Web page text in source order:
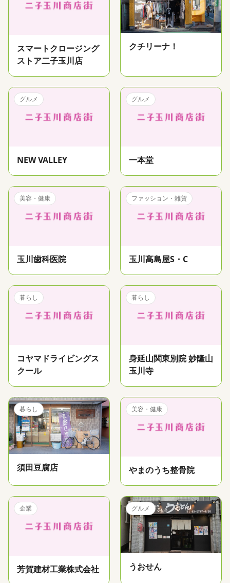
スマートクロージング
ストア二子玉川店
クチリーナ！
グルメ
NEW VALLEY
グルメ
一本堂
美容・健康
玉川歯科医院
ファッション・雑貨
玉川髙島屋S・C
暮らし
コヤマドライビングス
クール
暮らし
身延山関東別院 妙隆山
玉川寺
暮らし
須田豆腐店
美容・健康
やまのうち整骨院
企業
芳賀建材工業株式会社
グルメ
うおせん